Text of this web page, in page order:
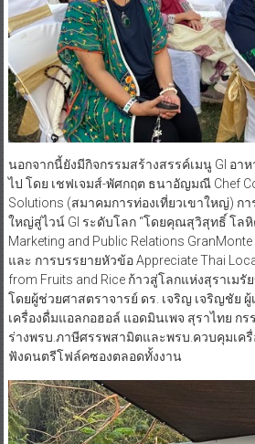
นอกจากนี้ยังมีกิจกรรมสร้างสรรค์เมนู GI อา
ไป โดย เชฟเจมส์-พัศกฤต ธนาอัญมณี Chef
Solutions (สมาคมการท่องเที่ยวเขาใหญ่) กา
ใหญ่สู่ไวน์ GI ระดับโลก “โดยคุณสุวิสุทธิ์ โล
Marketing and Public Relations GranMonte
และ การบรรยายหัวข้อ Appreciate Thai
from Fruits and Rice ก้าวสู่โลกแห่งสุราเมรั
โดยผู้ช่วยศาสตราจารย์ ดร. เจริญ เจริญชัย
เครื่องดื่มแอลกอฮอล์ แอดมินเพจ สุราไทย ก
ร่างพรบ.ภาษีศรรพสามิตและพรบ.ควบคุมเค
ฟังดนตรีโฟล์คซองตลอดทั้งงาน